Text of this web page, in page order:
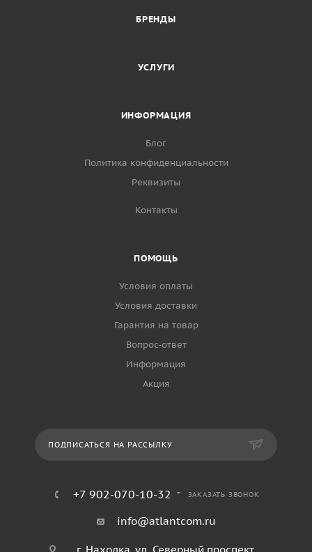
БРЕНДЫ
УСЛУГИ
ИНФОРМАЦИЯ
Блог
Политика конфиденциальности
Реквизиты
Контакты
ПОМОЩЬ
Условия оплаты
Условия доставки
Гарантия на товар
Вопрос-ответ
Информация
Акция
ПОДПИСАТЬСЯ НА РАССЫЛКУ
+7 902-070-10-32 ЗАКАЗАТЬ ЗВОНОК
info@atlantcom.ru